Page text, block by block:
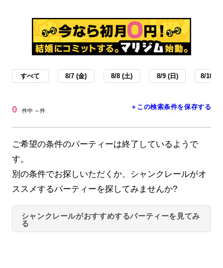
すべて 8/7 (金) 8/8 (土) 8/9 (日) 8/10 (
0 件中 ～件 ＋この検索条件を保存する
ご希望の条件のパーティーは終了しているようで
す。
別の条件でお探しいただくか、シャンクレールがオ
ススメするパーティーを探してみませんか?
シャンクレールがおすすめするパーティーを見てみ
る